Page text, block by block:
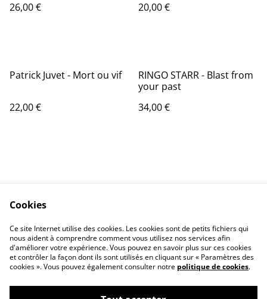
26,00 €
20,00 €
Patrick Juvet - Mort ou vif
22,00 €
RINGO STARR - Blast from
your past
34,00 €
Politique de
confidentialité
Politique de cookies
Calendrier:
Brocantes,Bourse...
Cookies
Ce site Internet utilise des cookies. Les cookies sont de petits fichiers qui
nous aident à comprendre comment vous utilisez nos services afin
d'améliorer votre expérience. Vous pouvez en savoir plus sur ces cookies
et contrôler la façon dont ils sont utilisés en cliquant sur « Paramètres des
cookies ». Vous pouvez également consulter notre politique de cookies.